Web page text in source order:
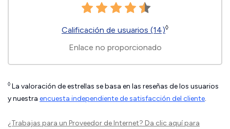
Calificación de usuarios (14)◊
Enlace no proporcionado
◊ La valoración de estrellas se basa en las reseñas de los usuarios
y nuestra encuesta independiente de satisfacción del cliente.
¿Trabajas para un Proveedor de Internet? Da clic aquípara